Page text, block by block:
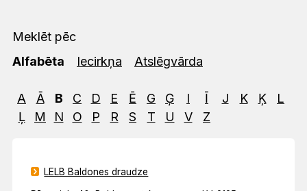
Meklēt pēc
Alfabēta
Iecirkņa Atslēgvārda
A Ā B C D E Ē G Ģ I Ī J K Ķ
L
Ļ
M N O P R S T U V Z
LELB Baldones draudze